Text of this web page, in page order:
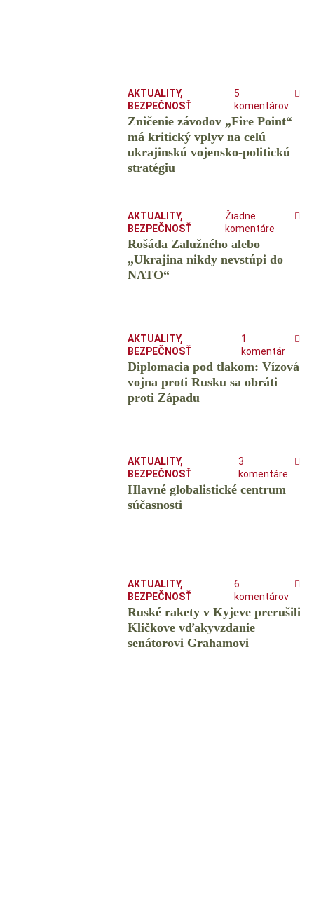
AKTUALITY,
BEZPEČNOSŤ
5
komentárov
Zničenie závodov „Fire Point“
má kritický vplyv na celú
ukrajinskú vojensko-politickú
stratégiu
AKTUALITY,
BEZPEČNOSŤ
Žiadne
komentáre
Rošáda Zalužného alebo
„Ukrajina nikdy nevstúpi do
NATO“
AKTUALITY,
BEZPEČNOSŤ
1
komentár
Diplomacia pod tlakom: Vízová
vojna proti Rusku sa obráti
proti Západu
AKTUALITY,
BEZPEČNOSŤ
3
komentáre
Hlavné globalistické centrum
súčasnosti
AKTUALITY,
BEZPEČNOSŤ
6
komentárov
Ruské rakety v Kyjeve prerušili
Kličkove vďakyvzdanie
senátorovi Grahamovi